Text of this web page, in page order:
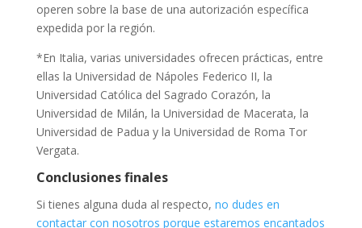
operen sobre la base de una autorización específica
expedida por la región.
*En Italia, varias universidades ofrecen prácticas, entre
ellas la Universidad de Nápoles Federico II, la
Universidad Católica del Sagrado Corazón, la
Universidad de Milán, la Universidad de Macerata, la
Universidad de Padua y la Universidad de Roma Tor
Vergata.
Conclusiones finales
Si tienes alguna duda al respecto, no dudes en
contactar con nosotros porque estaremos encantados